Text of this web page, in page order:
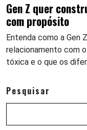
Gen Z quer
com propósito
Entenda como a Gen
relacionamento com
tóxica e o que os
Pesquisar